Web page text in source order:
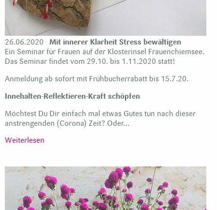
26.06.2020
Mit innerer Klarheit Stress bewältigen
Ein Seminar für Frauen auf der Klosterinsel Frauenchiemsee.
Das Seminar findet vom 29.10. bis 1.11.2020 statt!
Anmeldung ab sofort mit Frühbucherrabatt bis 15.7.20.
Innehalten-Reflektieren-Kraft schöpfen
Möchtest Du Dir einfach mal etwas Gutes tun nach dieser
anstrengenden (Corona) Zeit? Oder…
Weiterlesen